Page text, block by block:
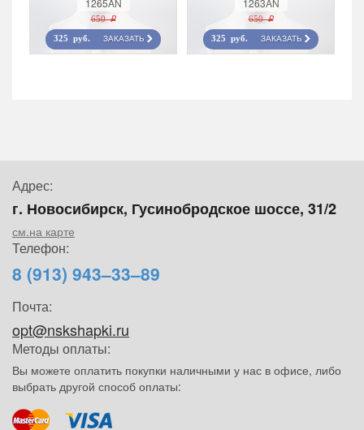
1265AN
650 r
325 руб. ЗАКАЗАТЬ
1263AN
650 r
325 руб. ЗАКАЗАТЬ
Адрес:
г. Новосибирск, Гусинобродское шоссе, 31/2
см.на карте
Телефон:
8 (913) 943–33–89
Почта:
opt@nskshapki.ru
Методы оплаты:
Вы можете оплатить покупки наличными у нас в офисе, либо
выбрать другой способ оплаты: